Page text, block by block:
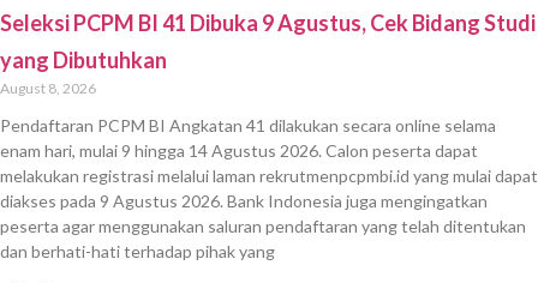
Seleksi PCPM BI 41 Dibuka 9 Agustus, Cek Bidang Studi
yang Dibutuhkan
August 8, 2026
Pendaftaran PCPM BI Angkatan 41 dilakukan secara online selama
enam hari, mulai 9 hingga 14 Agustus 2026. Calon peserta dapat
melakukan registrasi melalui laman rekrutmenpcpmbi.id yang mulai dapat
diakses pada 9 Agustus 2026. Bank Indonesia juga mengingatkan
peserta agar menggunakan saluran pendaftaran yang telah ditentukan
dan berhati-hati terhadap pihak yang